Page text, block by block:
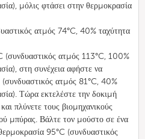
μόλις φτάσει στην θερμοκρασία
ατμός 74°C, 40% ταχύτητα
ατμός 113°C, 100%
στη συνέχεια αφήστε να
(συνδυαστικός ατμός 81°C, 40%
Τώρα εκτελέστε την δοκιμή
πλύνετε τους βιομηχανικούς
μπύρας. Βάλτε τον μούστο σε ένα
95°C (συνδυαστικός